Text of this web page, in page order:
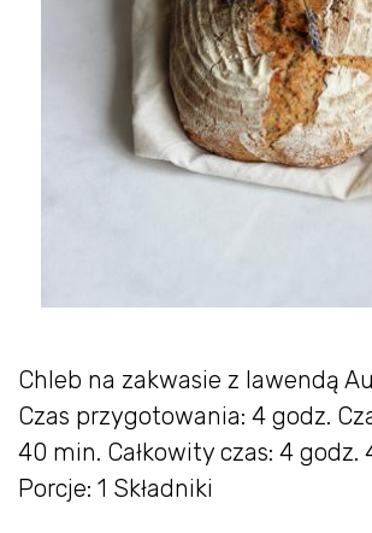
Chleb na zakwasie z lawendą
Czas przygotowania: 4 godz.
40 min. Całkowity czas: 4 godz.
Porcje: 1 Składniki